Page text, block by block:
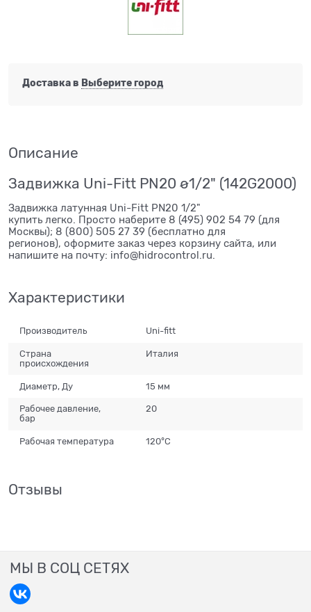
Доставка в Выберите город
Описание
Задвижка Uni-Fitt PN20 ø1/2" (142G2000)
Задвижка латунная Uni-Fitt PN20 1/2"
купить легко. Просто наберите 8 (495) 902 54 79 (для
Москвы); 8 (800) 505 27 39 (бесплатно для
регионов), оформите заказ через корзину сайта, или
напишите на почту: info@hidrocontrol.ru.
Характеристики
Производитель Uni-fitt
Страна
происхождения
Италия
Диаметр, Ду 15 мм
Рабочее давление,
бар
20
Рабочая температура 120°С
Отзывы
МЫ В СОЦ СЕТЯХ